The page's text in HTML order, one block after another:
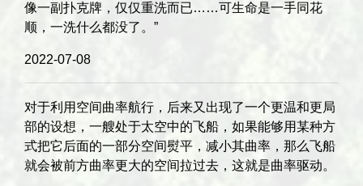
像一副扑克牌，仅仅重洗而已……可生命是一手同花
顺，一洗什么都没了。”
2022-07-08
对于利用空间曲率航行，后来又出现了一个更温和更局
部的设想，一艘处于太空中的飞船，如果能够用某种方
式把它后面的一部分空间熨平，减小其曲率，那么飞船
就会被前方曲率更大的空间拉过去，这就是曲率驱动。